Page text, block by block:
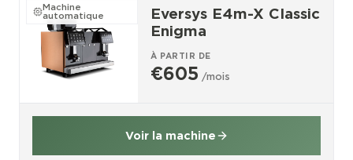
Machine
automatique
Eversys E4m-X Classic
Enigma
À PARTIR DE
€605 /mois
Voir la machine